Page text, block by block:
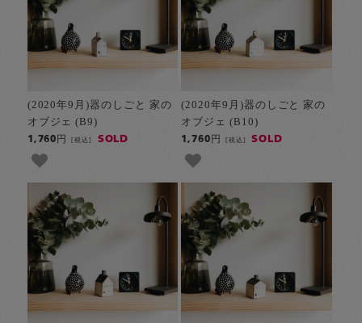
(2020年9月)器のしごと 家の
オブジェ (B9)
1,760円[税込] SOLD
(2020年9月)器のしごと 家の
オブジェ (B10)
1,760円 [税込] SOLD